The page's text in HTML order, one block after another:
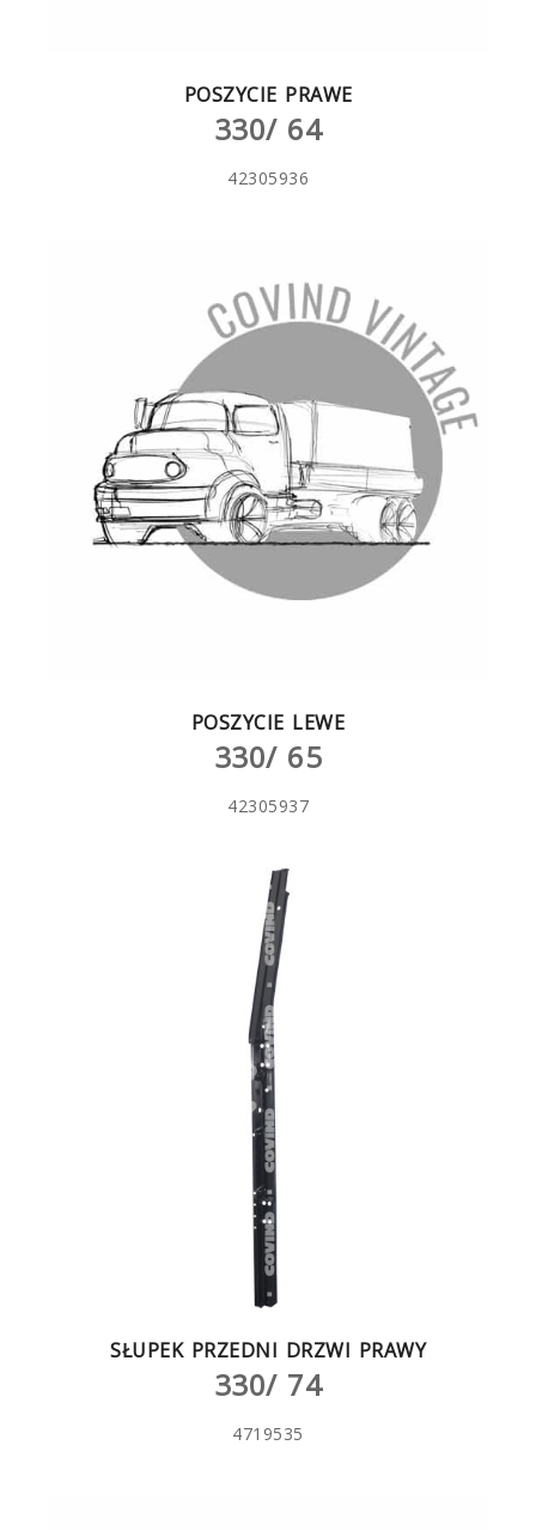
POSZYCIE PRAWE
330/ 64
42305936
POSZYCIE LEWE
330/ 65
42305937
SŁUPEK PRZEDNI DRZWI PRAWY
330/ 74
4719535